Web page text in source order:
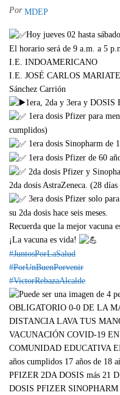
Por MDEP
Hoy jueves 02 hasta
El horario será de 9 a.m. a 5
I.E. INDOAMERICANO
I.E. JOSÉ CARLOS
Sánchez Carrión
1era, 2da y 3era y DOSIS
1era dosis Pfizer para
cumplidos)
1era dosis Sinopharm de
1era dosis Pfizer de 60
2da dosis Pfizer y
2da dosis AstraZeneca. (28
3era dosis Pfizer solo
su 2da dosis hace seis meses.
Recuerda que la mejor vacuna
¡La vacuna es vida!
#JuntosPorLaSalud
#PorUnBuenPorvenir
#VictorRebazaAlcalde